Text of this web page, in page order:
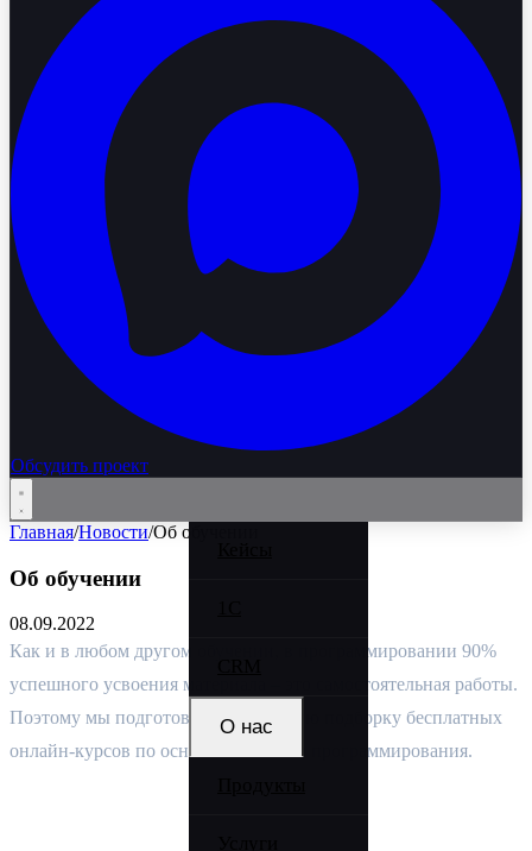
Обсудить проект
О нас
Главная/Новости/Об обучении
Об обучении
08.09.2022
Как и в любом другом обучении, в программировании 90%
успешного усвоения материала – это самостоятельная работы.
Поэтому мы подготовили небольшую подборку бесплатных
онлайн-курсов по основным языкам программирования.